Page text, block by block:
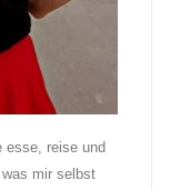
esse, reise und
mir selbst